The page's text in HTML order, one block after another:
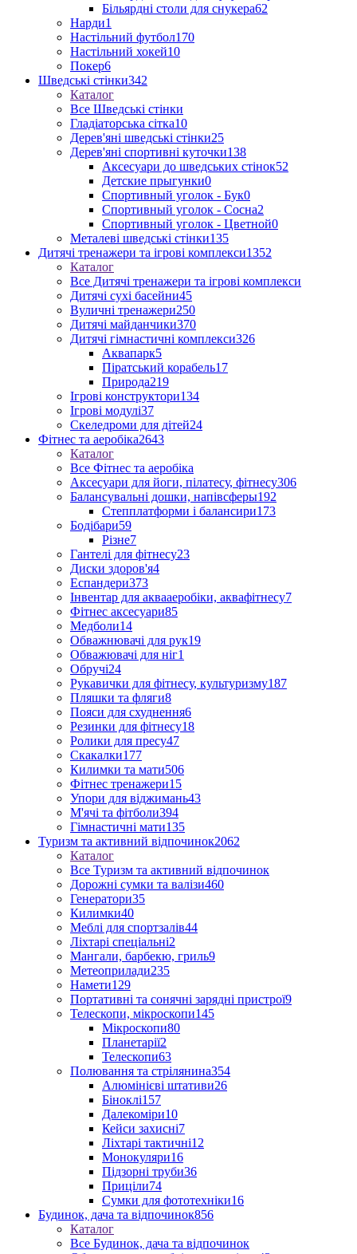
Більярдні столи для снукера62
Нарди1
Настільний футбол170
Настільний хокей10
Покер6
Шведські стінки342
Каталог
Все Шведські стінки
Гладіаторська сітка10
Дерев'яні шведські стінки25
Дерев'яні спортивні куточки138
Аксесуари до шведських стінок52
Детские прыгунки0
Спортивный уголок - Бук0
Спортивный уголок - Сосна2
Спортивный уголок - Цветной0
Металеві шведські стінки135
Дитячі тренажери та ігрові комплекси1352
Каталог
Все Дитячі тренажери та ігрові комплекси
Дитячі сухі басейни45
Вуличні тренажери250
Дитячі майданчики370
Дитячі гімнастичні комплекси326
Аквапарк5
Піратський корабель17
Природа219
Ігрові конструктори134
Ігрові модулі37
Скеледроми для дітей24
Фітнес та аеробіка2643
Каталог
Все Фітнес та аеробіка
Аксесуари для йоги, пілатесу, фітнесу306
Балансувальні дошки, напівсферы192
Степплатформи і балансири173
Бодібари59
Різне7
Гантелі для фітнесу23
Диски здоров'я4
Еспандери373
Інвентар для аквааеробіки, аквафітнесу7
Фітнес аксесуари85
Медболи14
Обважнювачі для рук19
Обважювачі для ніг1
Обручі24
Рукавички для фітнесу, культуризму187
Пляшки та фляги8
Пояси для схуднення6
Резинки для фітнесу18
Ролики для пресу47
Скакалки177
Килимки та мати506
Фітнес тренажери15
Упори для віджимань43
М'ячі та фітболи394
Гімнастичні мати135
Туризм та активний відпочинок2062
Каталог
Все Туризм та активний відпочинок
Дорожні сумки та валізи460
Генератори35
Килимки40
Меблі для спортзалів44
Ліхтарі спеціальні2
Мангали, барбекю, гриль9
Метеоприлади235
Намети129
Портативні та сонячні зарядні пристрої9
Телескопи, мікроскопи145
Мікроскопи80
Планетарії2
Телескопи63
Полювання та стрілянина354
Алюмінієві штативи26
Біноклі157
Далекоміри10
Кейси захисні7
Ліхтарі тактичні12
Монокуляри16
Підзорні труби36
Приціли74
Сумки для фототехніки16
Будинок, дача та відпочинок856
Каталог
Все Будинок, дача та відпочинок